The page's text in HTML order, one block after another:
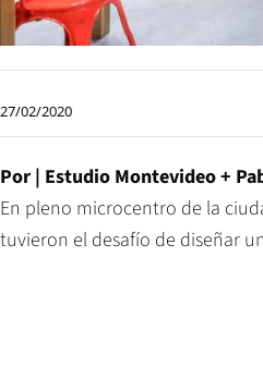
27/02/2020
Por | Estudio Montevideo +
En pleno microcentro de la
tuvieron el desafío de diseñar